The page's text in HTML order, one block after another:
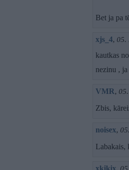
Bet ja pa
xjs_4, 05.
kautkas
nezinu ,
VMR,
Zbis,
noisex,
Labakais,
xkikix,